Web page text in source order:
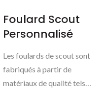
Foulard Scout
Personnalisé
Les foulards de scout sont
fabriqués à partir de
matériaux de qualité tels